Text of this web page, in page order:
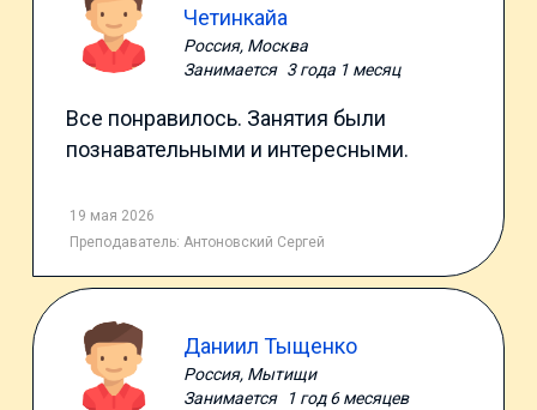
Четинкайа
Россия, Москва
Занимается 3 года 1 месяц
Все понравилось. Занятия были
познавательными и интересными.
19 мая 2026
Преподаватель: Антоновский Сергей
Даниил Тыщенко
Россия, Мытищи
Занимается
1 год 6 месяцев